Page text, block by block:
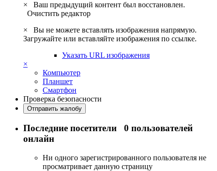
×
Ваш предыдущий контент был восстановлен.
Очистить редактор
×
Вы не можете вставлять изображения напрямую.
Загружайте или вставляйте изображения по ссылке.
Указать URL изображения
×
Компьютер
Планшет
Смартфон
Проверка безопасности
Отправить жалобу
Последние посетители 0 пользователей
онлайн
Ни одного зарегистрированного пользователя не
просматривает данную страницу